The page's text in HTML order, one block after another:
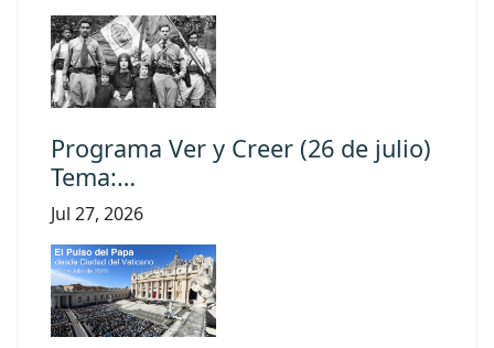
Programa Ver y Creer (26 de julio)
Tema:…
Jul 27, 2026